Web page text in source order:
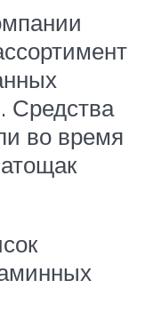
Средства
во время